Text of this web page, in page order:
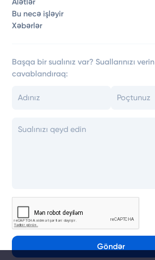
Bu necə işləyir
Xəbərlər
Başqa bir sualınız var? Suallarınızı verin
cavablandıraq:
Göndər